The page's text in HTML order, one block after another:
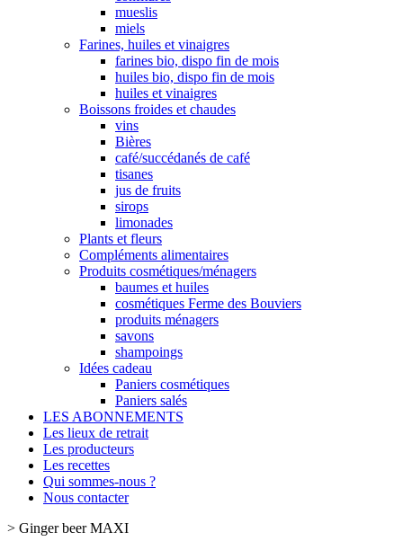
mueslis
miels
Farines, huiles et vinaigres
farines bio, dispo fin de mois
huiles bio, dispo fin de mois
huiles et vinaigres
Boissons froides et chaudes
vins
Bières
café/succédanés de café
tisanes
jus de fruits
sirops
limonades
Plants et fleurs
Compléments alimentaires
Produits cosmétiques/ménagers
baumes et huiles
cosmétiques Ferme des Bouviers
produits ménagers
savons
shampoings
Idées cadeau
Paniers cosmétiques
Paniers salés
LES ABONNEMENTS
Les lieux de retrait
Les producteurs
Les recettes
Qui sommes-nous ?
Nous contacter
> Ginger beer MAXI